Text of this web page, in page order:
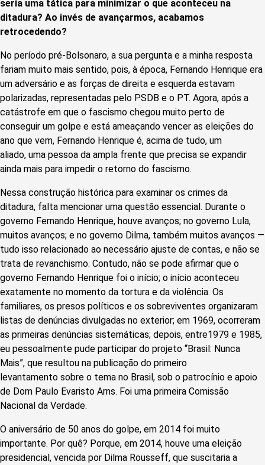
seria uma tática para minimizar o que aconteceu na
ditadura? Ao invés de avançarmos, acabamos
retrocedendo?
No período pré-Bolsonaro, a sua pergunta e a minha resposta
fariam muito mais sentido, pois, à época, Fernando Henrique era
um adversário e as forças de direita e esquerda estavam
polarizadas, representadas pelo PSDB e o PT. Agora, após a
catástrofe em que o fascismo chegou muito perto de
conseguir um golpe e está ameaçando vencer as eleições do
ano que vem, Fernando Henrique é, acima de tudo, um
aliado, uma pessoa da ampla frente que precisa se expandir
ainda mais para impedir o retorno do fascismo.
Nessa construção histórica para examinar os crimes da
ditadura, falta mencionar uma questão essencial. Durante o
governo Fernando Henrique, houve avanços; no governo Lula,
muitos avanços; e no governo Dilma, também muitos avanços —
tudo isso relacionado ao necessário ajuste de contas, e não se
trata de revanchismo. Contudo, não se pode afirmar que o
governo Fernando Henrique foi o início; o início aconteceu
exatamente no momento da tortura e da violência. Os
familiares, os presos políticos e os sobreviventes organizaram
listas de denúncias divulgadas no exterior; em 1969, ocorreram
as primeiras denúncias sistemáticas; depois, entre1979 e 1985,
eu pessoalmente pude participar do projeto “Brasil: Nunca
Mais”, que resultou na publicação do primeiro
levantamento sobre o tema no Brasil, sob o patrocínio e apoio
de Dom Paulo Evaristo Arns. Foi uma primeira Comissão
Nacional da Verdade.
O aniversário de 50 anos do golpe, em 2014 foi muito
importante. Por quê? Porque, em 2014, houve uma eleição
presidencial, vencida por Dilma Rousseff, que suscitaria a